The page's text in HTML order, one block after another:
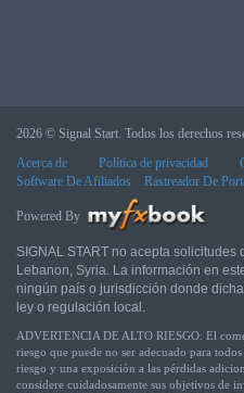
2026 © Signal Start. Todos los derechos
Acerca de
Política de privacidad
Software De Afiliados
Rastreador De
Powered By
SIGNAL START no acepta
Lebanon, Syria. La información en
ningún país o jurisdicción donde
ley o regulación local.
ADVERTENCIA DE ALTO RIESGO: El
riesgo que puede no ser adecuado para
riesgo y una exposición a las pérdidas
considere cuidadosamente sus objetivos de